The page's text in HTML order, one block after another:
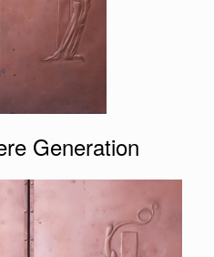
Generation